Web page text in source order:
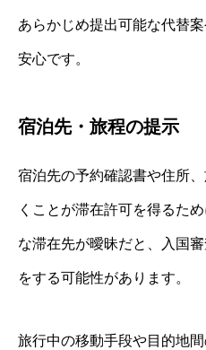
あらかじめ提出可能な代替
安心です。
宿泊先・旅程の提示
宿泊先の予約確認書や住所
くことが滞在許可を得るた
な滞在先が曖昧だと、入国
をする可能性があります。
旅行中の移動手段や目的地